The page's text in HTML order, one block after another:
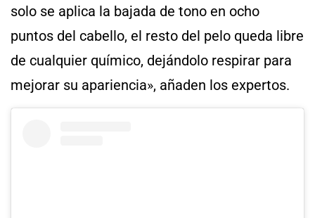
solo se aplica la bajada de tono en ocho
puntos del cabello, el resto del pelo queda libre
de cualquier químico, dejándolo respirar para
mejorar su apariencia», añaden los expertos.